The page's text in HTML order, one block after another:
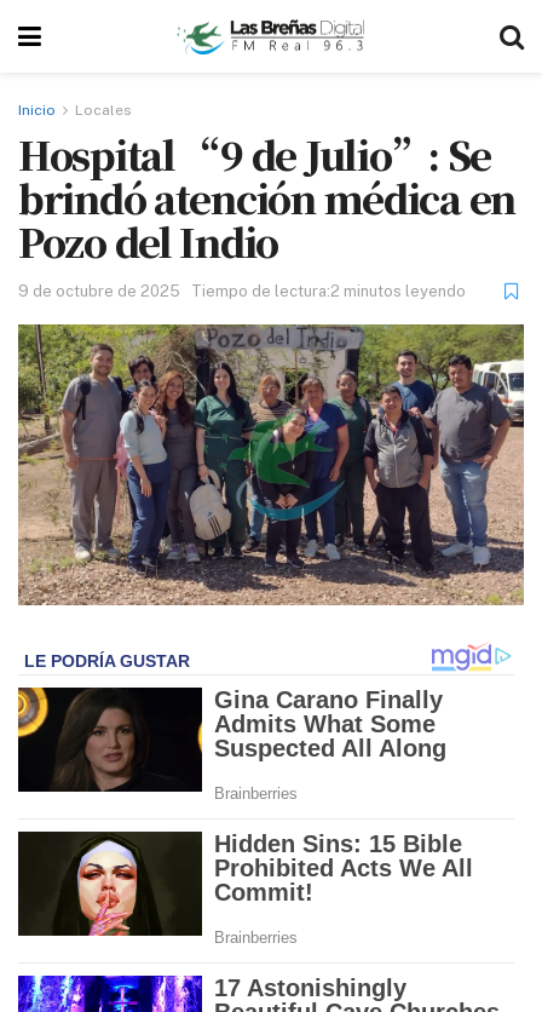
Inicio Locales
Hospital “9 de Julio”: Se
brindó atención médica en
Pozo del Indio
9 de octubre de 2025 Tiempo de lectura:2 minutos leyendo